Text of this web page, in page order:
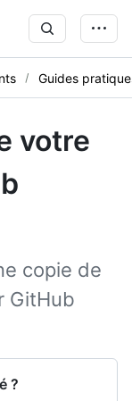
Guides
votre
copie de
GitHub
?